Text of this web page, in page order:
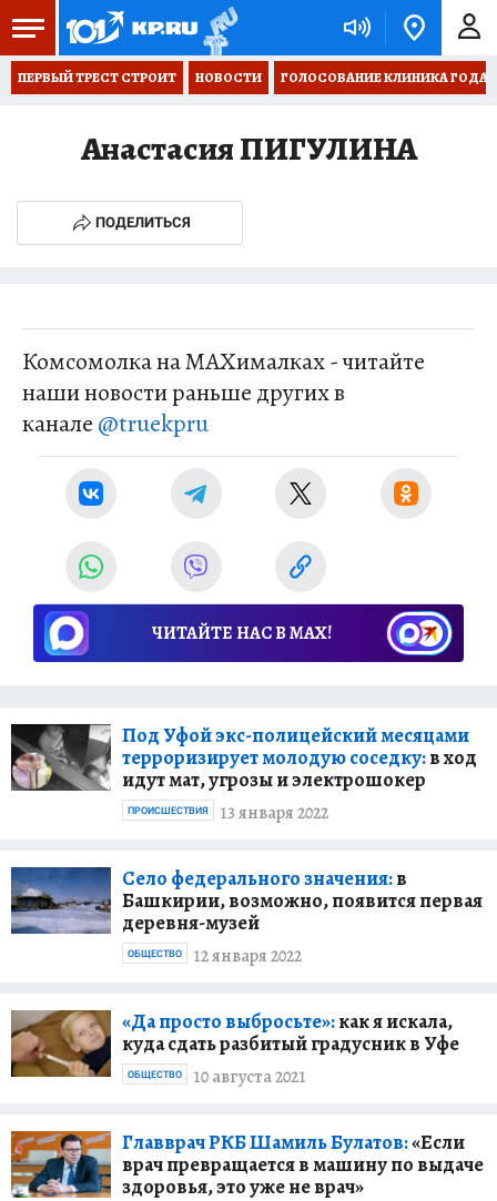
ПЕРВЫЙ ТРЕСТ СТРОИТ НОВОСТИ ГОЛОСОВАНИЕ КЛИНИКА ГОДА
Анастасия ПИГУЛИНА
ПОДЕЛИТЬСЯ
Комсомолка на MAXималках - читайте
наши новости раньше других в
канале @truekpru
ЧИТАЙТЕ НАС В МАХ!
Под Уфой экс-полицейский месяцами
терроризирует молодую соседку:в ход
идут мат, угрозы и электрошокер
13 января 2022
ПРОИСШЕСТВИЯ
Село федерального значения:в
Башкирии, возможно, появится первая
деревня-музей
12 января 2022
ОБЩЕСТВО
«Да просто выбросьте»:как я искала,
куда сдать разбитый градусник в Уфе
10 августа 2021
ОБЩЕСТВО
Главврач РКБ Шамиль Булатов:«Если
врач превращается в машину по выдаче
здоровья, это уже не врач»